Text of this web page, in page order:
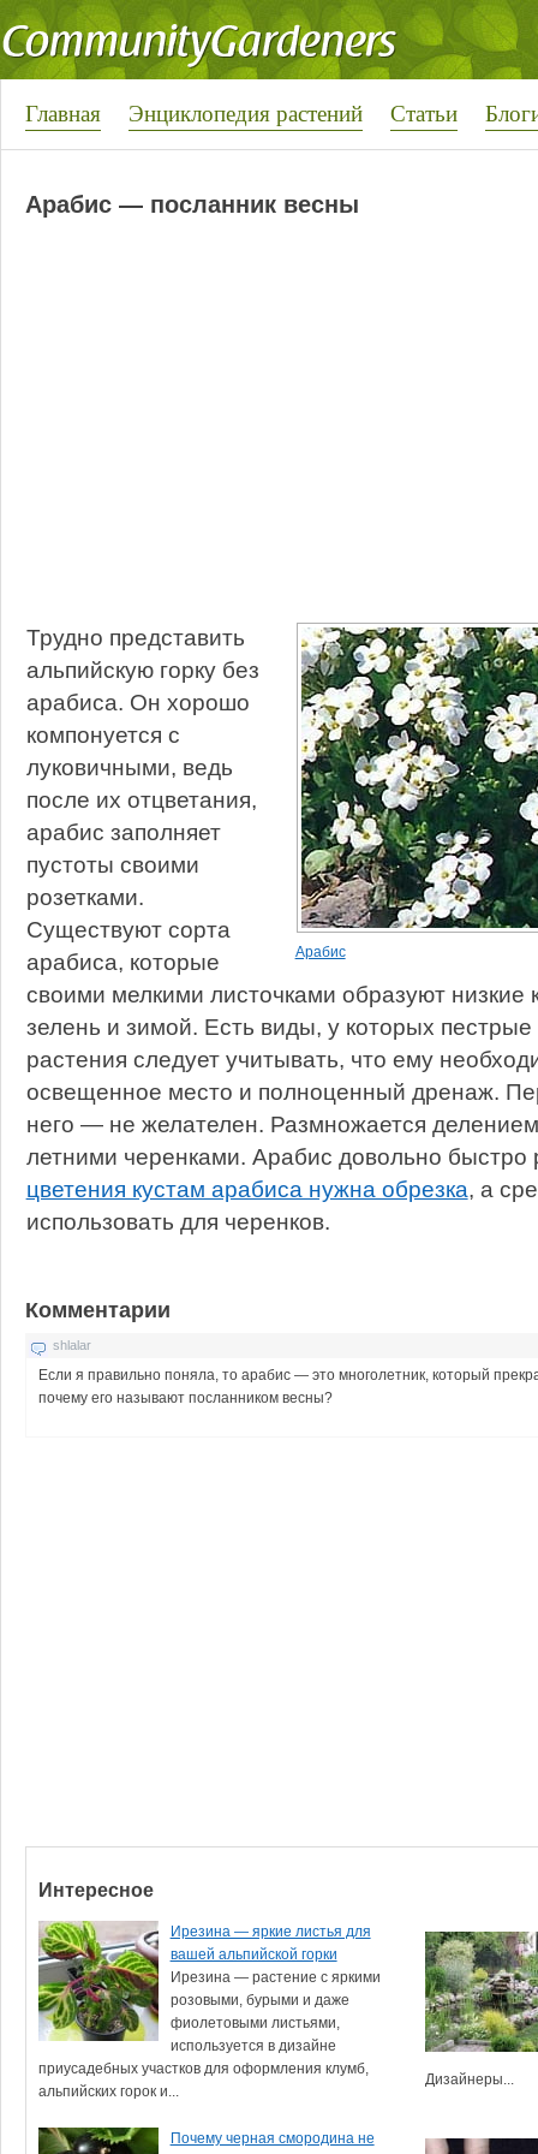
Главная Энциклопедия растений Статьи
Арабис — посланник весны
Арабис
Трудно представить
альпийскую горку без
арабиса. Он хорошо
компонуется с
луковичными, ведь
после их отцветания,
арабис заполняет
пустоты своими
розетками.
Существуют сорта
арабиса, которые
своими мелкими листочками образуют низкие
зелень и зимой. Есть виды, у которых
растения следует учитывать, что ему
освещенное место и полноценный дренаж.
него — не желателен. Размножается делением
летними черенками. Арабис довольно быстро
цветения кустам арабиса нужна обрезка, а
использовать для черенков.
Комментарии
shlalar
Если я правильно поняла, то арабис — это многолетник, который
почему его называют посланником весны?
Интересное
Ирезина — яркие листья для
вашей альпийской горки
Ирезина — растение с яркими
розовыми, бурыми и даже
фиолетовыми листьями,
используется в дизайне
приусадебных участков для оформления клумб,
альпийских горок и...
Дизайнеры...
Почему черная смородина не